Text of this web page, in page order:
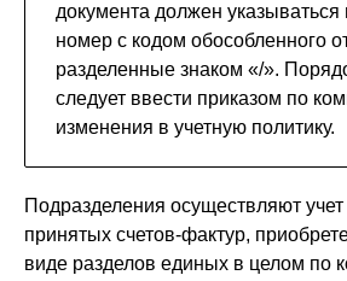
документа должен
номер с кодом обособленного
разделенные знаком «/».
следует ввести приказом по
изменения в учетную политику.
Подразделения осуществляют
принятых счетов-фактур,
виде разделов единых в целом по